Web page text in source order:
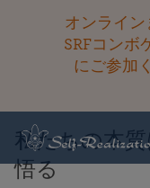
オンライン
SRFコンボ
にご参加
ライブラリー
私たちの本
悟る